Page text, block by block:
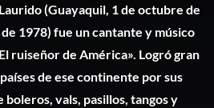
(Guayaquil, 1 de octubre de
1978)​ fue un cantante y músico
ruiseñor de América». Logró gran
de ese continente por sus
vals, pasillos, tangos y